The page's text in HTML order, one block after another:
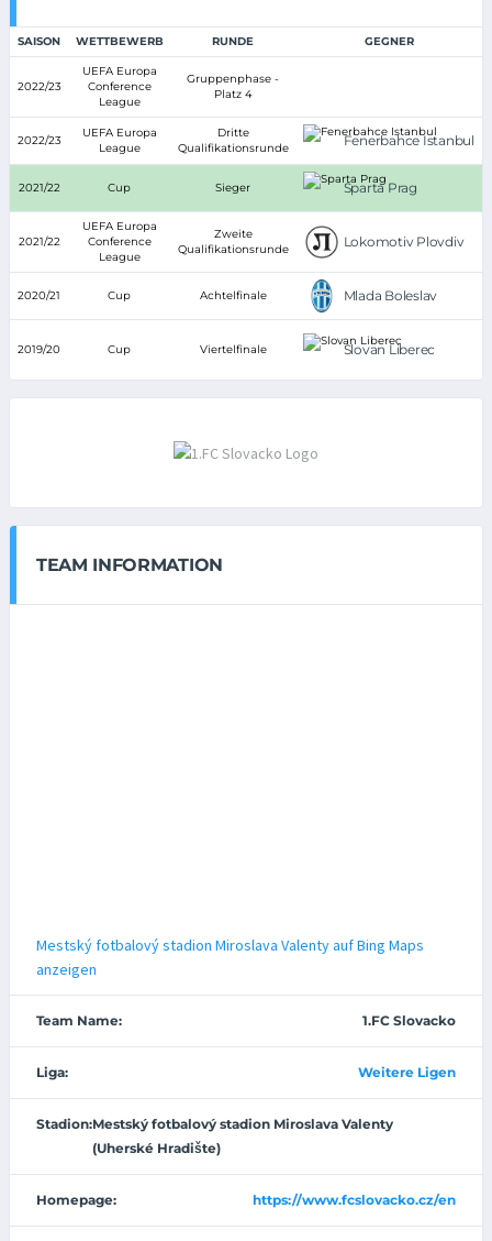
SAISON WETTBEWERB RUNDE GEGNER
2022/23
UEFA Europa
Conference
League
Gruppenphase -
Platz 4
2022/23
UEFA Europa
League
Dritte
Qualifikationsrunde
Fenerbahce Istanbul
2021/22 Cup Sieger Sparta Prag
2021/22
UEFA Europa
Conference
League
Zweite
Qualifikationsrunde
Lokomotiv Plovdiv
2020/21 Cup Achtelfinale Mlada Boleslav
2019/20 Cup Viertelfinale Slovan Liberec
TEAM INFORMATION
Mestský fotbalový stadion Miroslava Valenty auf Bing Maps
anzeigen
Team Name: 1.FC Slovacko
Liga: Weitere Ligen
Stadion:Mestský fotbalový stadion Miroslava Valenty
(Uherské Hradište)
Homepage: https://www.fcslovacko.cz/en